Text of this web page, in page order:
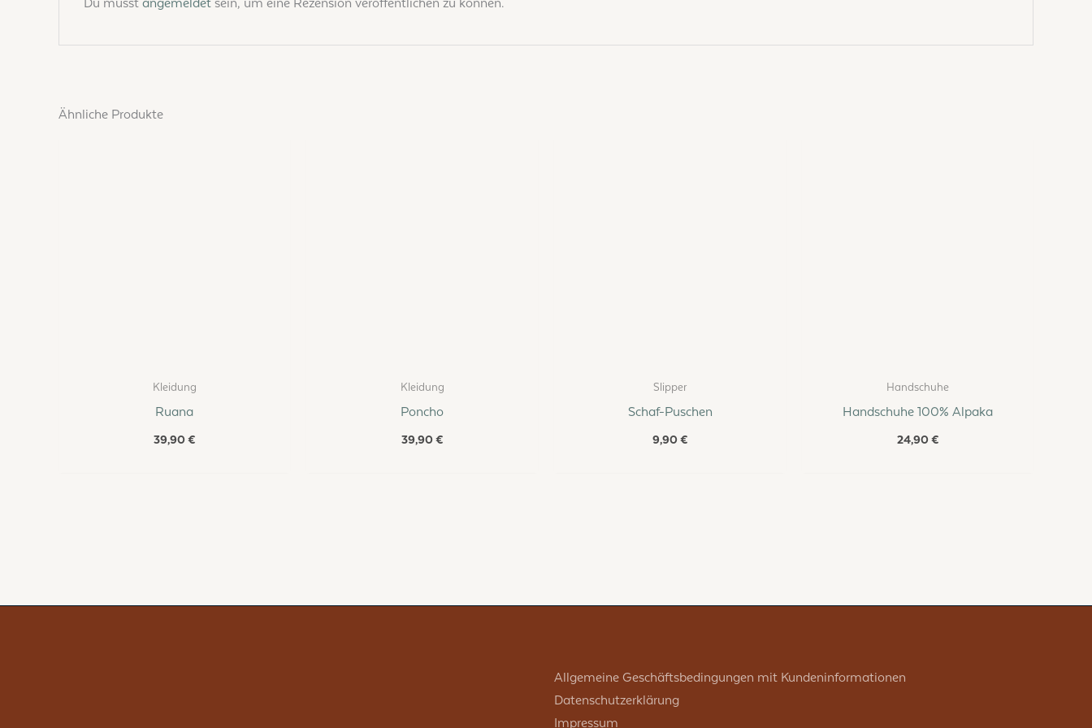
Ähnliche Produkte
Kleidung
Ruana
39,90 €
Kleidung
Poncho
39,90 €
Slipper
Schaf-Puschen
9,90 €
Handschuhe
Handschuhe 100% Alpaka
24,90 €
Allgemeine Geschäftsbedingungen mit Kundeninformationen
Datenschutzerklärung
Impressum